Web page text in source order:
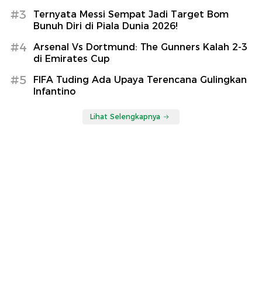
#3
Ternyata Messi Sempat Jadi Target Bom
Bunuh Diri di Piala Dunia 2026!
#4
Arsenal Vs Dortmund: The Gunners Kalah 2-3
di Emirates Cup
#5
FIFA Tuding Ada Upaya Terencana Gulingkan
Infantino
Lihat Selengkapnya